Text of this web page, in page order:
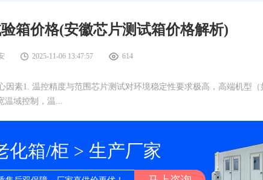
箱价格(安徽芯片测试箱价格解析)
2025-11-06 13:47:57 614
因素1. 温控精度与范围芯片测试对环境稳定性要求极高，高端机型（
温域控制，温...
化箱/柜 > 生产厂家